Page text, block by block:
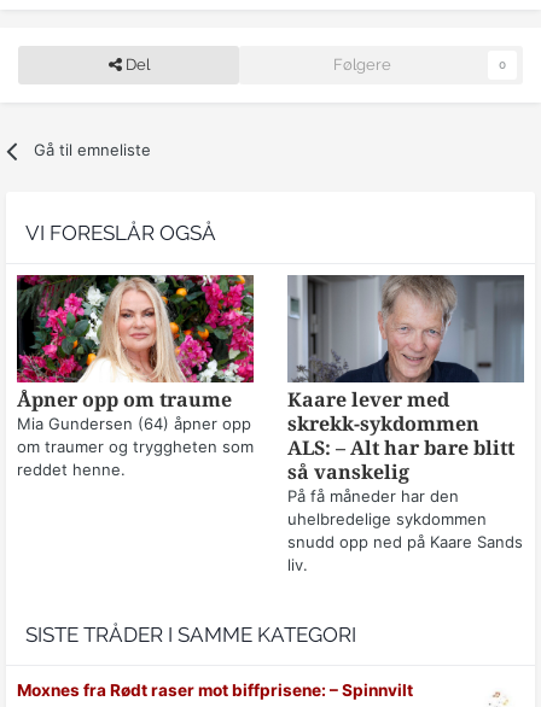
Del Følgere 0
Gå til emneliste
VI FORESLÅR OGSÅ
Åpner opp om traume
Mia Gundersen (64) åpner opp
om traumer og tryggheten som
reddet henne.
Kaare lever med
skrekk-sykdommen
ALS: – Alt har bare blitt
så vanskelig
På få måneder har den
uhelbredelige sykdommen
snudd opp ned på Kaare Sands
liv.
SISTE TRÅDER I SAMME KATEGORI
Moxnes fra Rødt raser mot biff­prisene: –⁠ Spinnvilt